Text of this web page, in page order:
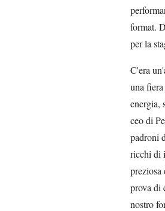
format.
per la
C'era
una
energia,
ceo di
padroni
ricchi di
preziosa
prova di
nostro